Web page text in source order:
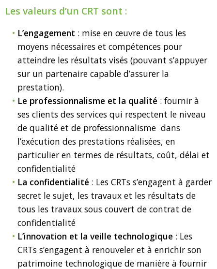
Les valeurs d’un CRT sont :
L’engagement : mise en œuvre de tous les
moyens nécessaires et compétences pour
atteindre les résultats visés (pouvant s’appuyer
sur un partenaire capable d’assurer la
prestation).
Le professionnalisme et la qualité : fournir à
ses clients des services qui respectent le niveau
de qualité et de professionnalisme dans
l’exécution des prestations réalisées, en
particulier en termes de résultats, coût, délai et
confidentialité
La confidentialité : Les CRTs s’engagent à garder
secret le sujet, les travaux et les résultats de
tous les travaux sous couvert de contrat de
confidentialité
L’innovation et la veille technologique : Les
CRTs s’engagent à renouveler et à enrichir son
patrimoine technologique de manière à fournir